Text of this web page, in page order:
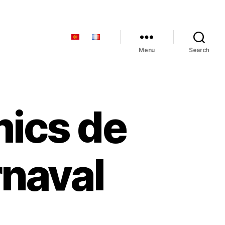
Menu Search
de